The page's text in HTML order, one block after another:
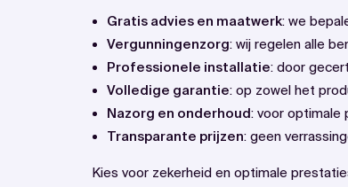
Gratis advies en maatwerk: we
Vergunningenzorg: wij regelen alle
Professionele installatie: door
Volledige garantie: op zowel het
Nazorg en onderhoud: voor optimale
Transparante prijzen: geen
Kies voor zekerheid en optimale